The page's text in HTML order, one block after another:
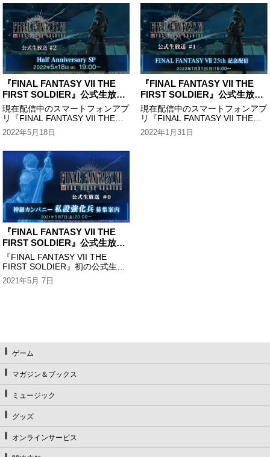
おります。 ...
ームの座をかけて争います
『FINAL FANTASY VII THE
FIRST SOLDIER』公式生放送
#2 Harf Anniversary SP
現在配信中のスマートフォンアプ
リ『FINAL FANTASY VII THE
FIRST SOLDIER』の 最新情報を
お届けする生放送です！！
2022年5月18日
『FINAL FANTASY VII THE
FIRST SOLDIER』公式生放送
＃1 ～FFVII 25th記念配信～
現在配信中のスマートフォンアプ
リ『FINAL FANTASY VII THE
FIRST SOLDIER』の 最新情報を
お届けする生放送の開催が決定！
2022年1月31日
『FINAL FANTASY VII THE
FIRST SOLDIER』公式生放送
＃0 神羅カンパニー私設強化兵
募集案内
『FINAL FANTASY VII THE
FIRST SOLDIER』初の公式生放
送！ みなさんお待ちかねのゲー
ム最新情報や、本邦初公開のゲー
2021年5月 7日
ゲーム
マガジン＆ブックス
ミュージック
グッズ
オンラインサービス